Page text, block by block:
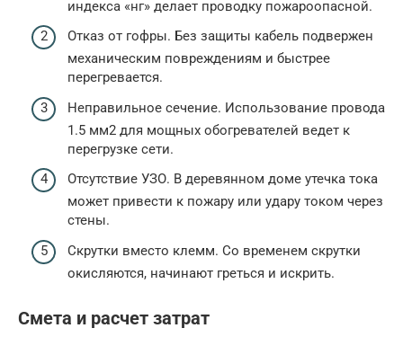
индекса «нг» делает проводку пожароопасной.
Отказ от гофры. Без защиты кабель подвержен
механическим повреждениям и быстрее
перегревается.
Неправильное сечение. Использование провода
1.5 мм2 для мощных обогревателей ведет к
перегрузке сети.
Отсутствие УЗО. В деревянном доме утечка тока
может привести к пожару или удару током через
стены.
Скрутки вместо клемм. Со временем скрутки
окисляются, начинают греться и искрить.
Смета и расчет затрат